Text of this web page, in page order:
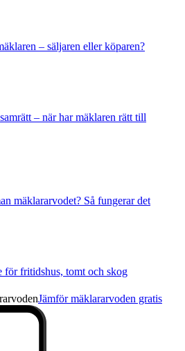
– säljaren eller köparen?
– när har mäklaren rätt till
mäklararvodet? Så fungerar det
för fritidshus, tomt och skog
Jämför mäklararvoden gratis